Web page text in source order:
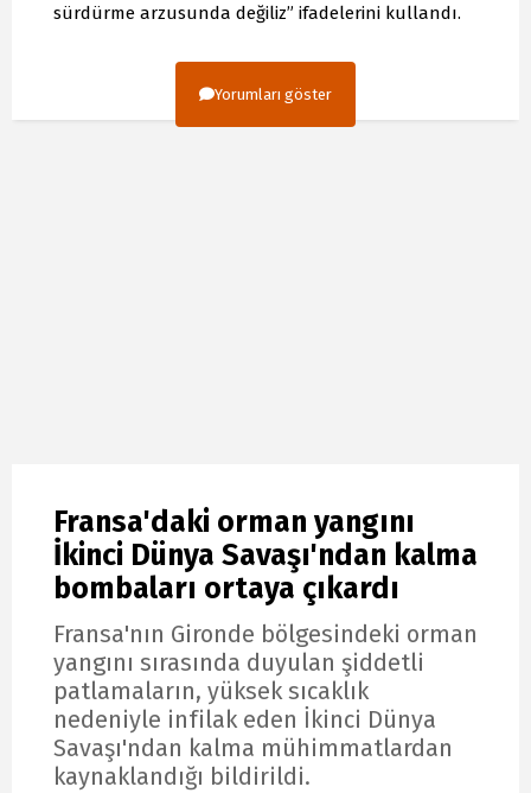
sürdürme arzusunda değiliz” ifadelerini kullandı.
Yorumları göster
Fransa'daki orman yangını
İkinci Dünya Savaşı'ndan kalma
bombaları ortaya çıkardı
Fransa'nın Gironde bölgesindeki orman
yangını sırasında duyulan şiddetli
patlamaların, yüksek sıcaklık
nedeniyle infilak eden İkinci Dünya
Savaşı'ndan kalma mühimmatlardan
kaynaklandığı bildirildi.